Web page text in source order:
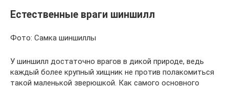
Естественные враги шиншилл
Фото: Самка шиншиллы
У шиншилл достаточно врагов в дикой природе, ведь
каждый более крупный хищник не против полакомиться
такой маленькой зверюшкой. Как самого основного